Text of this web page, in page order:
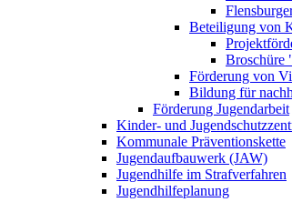
Beteiligung von
Broschüre
Förderung von
Bildung für
Förderung Jugendarbeit
Kinder- und
Kommunale Präventionskette
Jugendaufbauwerk (JAW)
Jugendhilfe im Strafverfahren
Jugendhilfeplanung